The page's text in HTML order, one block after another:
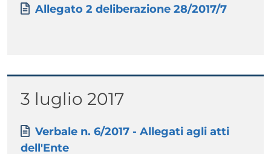
Documento
Allegato 2 deliberazione 28/2017/7
Titolo
3 luglio 2017
Paragrafo
Allegati
Documento
Verbale n. 6/2017 - Allegati agli atti
dell'Ente